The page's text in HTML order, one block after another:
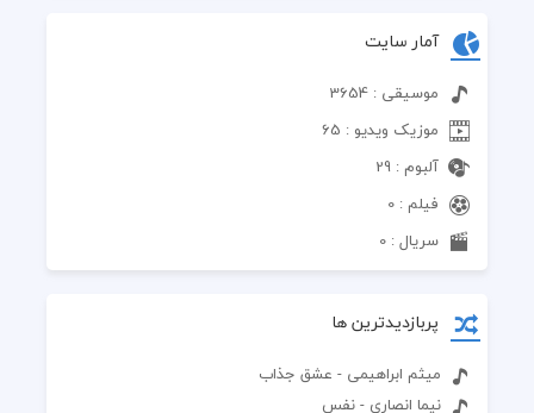
آمار سایت
موسیقی : 3654
موزیک ویدیو : 65
آلبوم : 29
فیلم : 0
سریال : 0
پربازدیدترین ها
میثم ابراهیمی - عشق جذاب
نیما انصاری - نفس